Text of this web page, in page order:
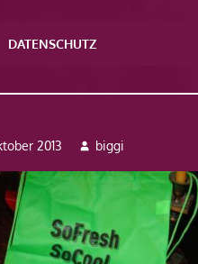
DATENSCHUTZ
2013 biggi